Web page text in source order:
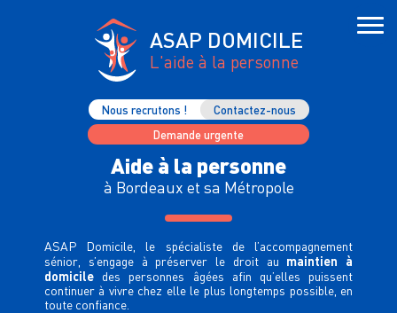
ASAP DOMICILE
L'aide à la personne
Nous recrutons !
Contactez-nous
Demande urgente
Aide à la personne
à Bordeaux et sa Métropole
ASAP Domicile, le spécialiste de l’accompagnement
sénior, s’engage à préserver le droit au maintien à
domicile des personnes âgées afin qu’elles puissent
continuer à vivre chez elle le plus longtemps possible, en
toute confiance.